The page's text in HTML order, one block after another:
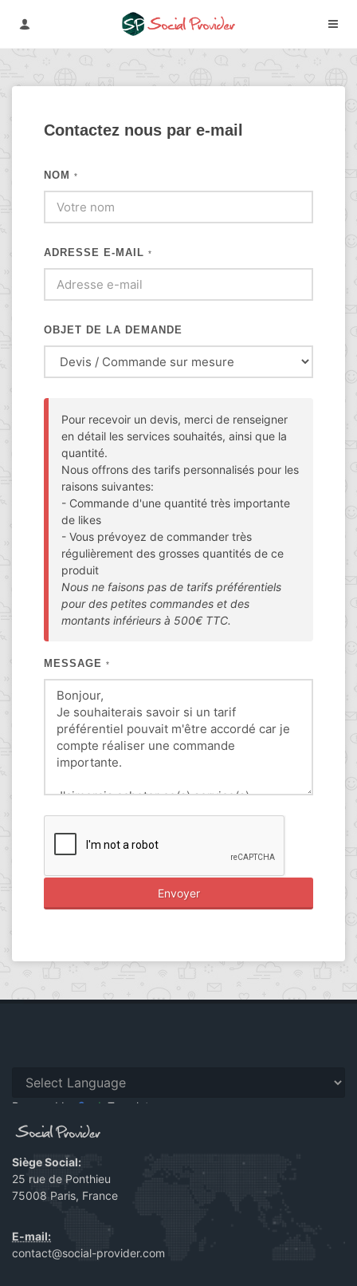
Contactez nous par e-mail
NOM *
ADRESSE E-MAIL *
OBJET DE LA DEMANDE
Pour recevoir un devis, merci de renseigner
en détail les services souhaités, ainsi que la
quantité.
Nous offrons des tarifs personnalisés pour les
raisons suivantes:
- Commande d'une quantité très importante
de likes
- Vous prévoyez de commander très
régulièrement des grosses quantités de ce
produit
Nous ne faisons pas de tarifs préférentiels
pour des petites commandes et des
montants inférieurs à 500€ TTC.
MESSAGE *
Envoyer
Powered by Translate
Siège Social:
25 rue de Ponthieu
75008 Paris, France
E-mail:
contact@social-provider.com